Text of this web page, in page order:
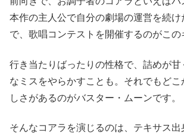
本作の主人公で自分の劇場の運営を続
で、歌唱コンテストを開催するのがこの
行き当たりばったりの性格で、詰めが甘
なミスをやらかすことも。それでもどこ
しさがあるのがバスター・ムーンです。
そんなコアラを演じるのは、テキサス出